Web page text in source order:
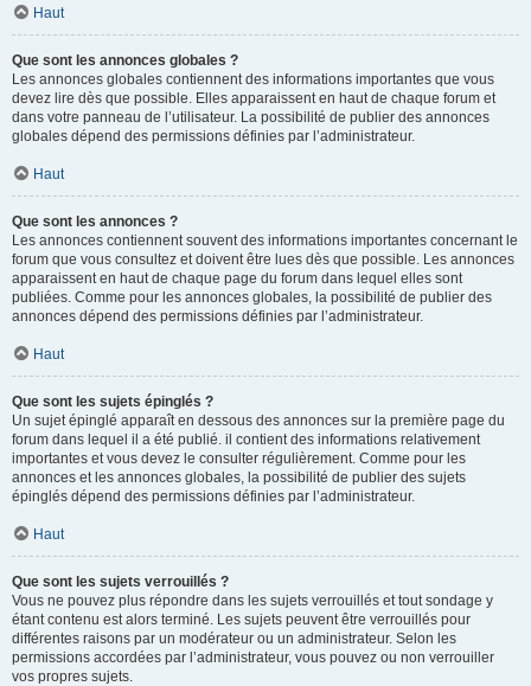
Haut
Que sont les annonces globales ?
Les annonces globales contiennent des informations importantes que vous
devez lire dès que possible. Elles apparaissent en haut de chaque forum et
dans votre panneau de l’utilisateur. La possibilité de publier des annonces
globales dépend des permissions définies par l’administrateur.
Haut
Que sont les annonces ?
Les annonces contiennent souvent des informations importantes concernant le
forum que vous consultez et doivent être lues dès que possible. Les annonces
apparaissent en haut de chaque page du forum dans lequel elles sont
publiées. Comme pour les annonces globales, la possibilité de publier des
annonces dépend des permissions définies par l’administrateur.
Haut
Que sont les sujets épinglés ?
Un sujet épinglé apparaît en dessous des annonces sur la première page du
forum dans lequel il a été publié. il contient des informations relativement
importantes et vous devez le consulter régulièrement. Comme pour les
annonces et les annonces globales, la possibilité de publier des sujets
épinglés dépend des permissions définies par l’administrateur.
Haut
Que sont les sujets verrouillés ?
Vous ne pouvez plus répondre dans les sujets verrouillés et tout sondage y
étant contenu est alors terminé. Les sujets peuvent être verrouillés pour
différentes raisons par un modérateur ou un administrateur. Selon les
permissions accordées par l’administrateur, vous pouvez ou non verrouiller
vos propres sujets.